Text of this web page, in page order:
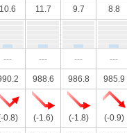
10.6 11.7 9.7 8.8
--- --- --- ---
988.6 986.8 985.9
0.8) (-1.6) (-1.8) (-0.9)